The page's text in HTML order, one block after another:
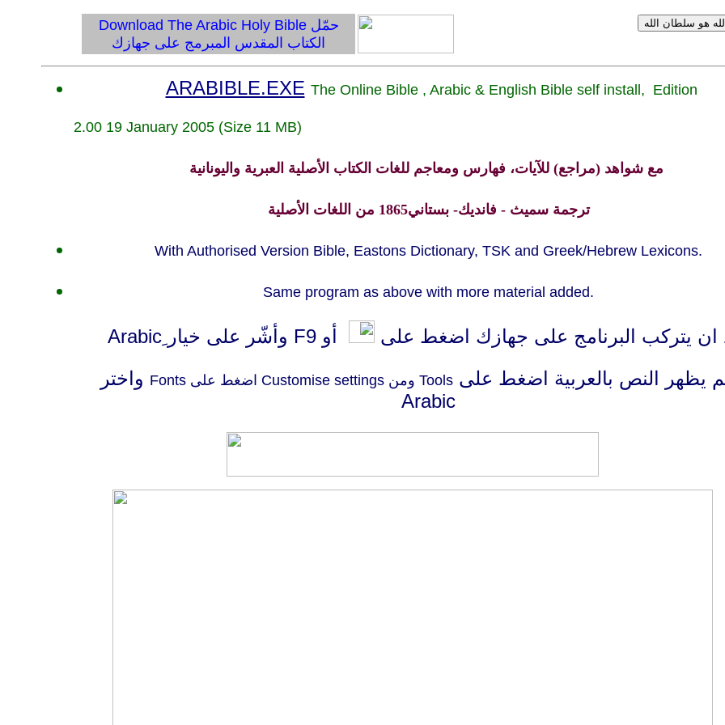
Download The Arabic Holy Bible حمّل
الكتاب المقدس المبرمج على جهازك
ARABIBLE.EXE The Online Bible , Arabic & English Bible self install, Edition
2.00 19 January 2005 (Size 11 MB)
مع شواهد (مراجع) للآيات، فهارس ومعاجم للغات الكتاب الأصلية العبرية واليونانية
ترجمة سميث - فانديك- بستاني1865 من اللغات الأصلية
With Authorised Version Bible, Eastons Dictionary, TSK and Greek/Hebrew Lexicons.
Same program as above with more material added.
ان يتركب البرنامج على جهازك اضغط على
أو F9 وأشّر على خيار ِArabic
يظهر النص بالعربية اضغط على Tools ومن Customise settings اضغط على Fonts
واختر
Arabic